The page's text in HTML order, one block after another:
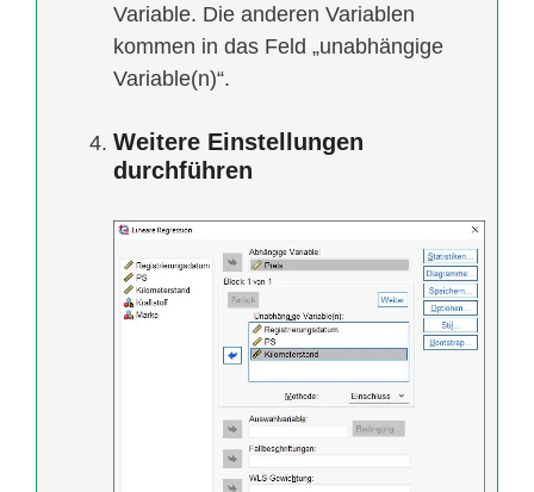
Variable. Die anderen Variablen
kommen in das Feld „unabhängige
Variable(n)“.
Weitere Einstellungen
durchführen